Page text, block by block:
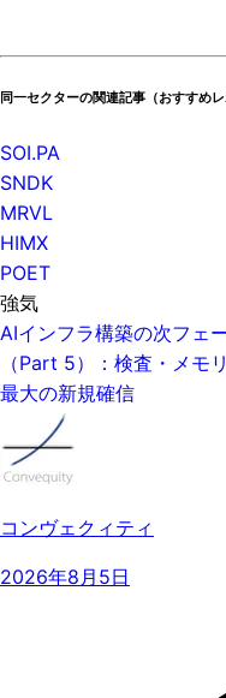
同一セクターの関連記事（おすすめレ
SOI.PA
SNDK
MRVL
HIMX
POET
強気
AIインフラ構築の次フェ
（Part 5）：検査・メモ
最大の新規確信
コンヴェクィティ
2026年8月5日